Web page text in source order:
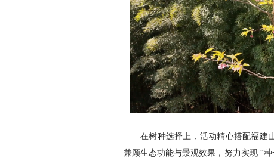
在树种选择上，活动精心搭配福建
兼顾生态功能与景观效果，努力实现 “